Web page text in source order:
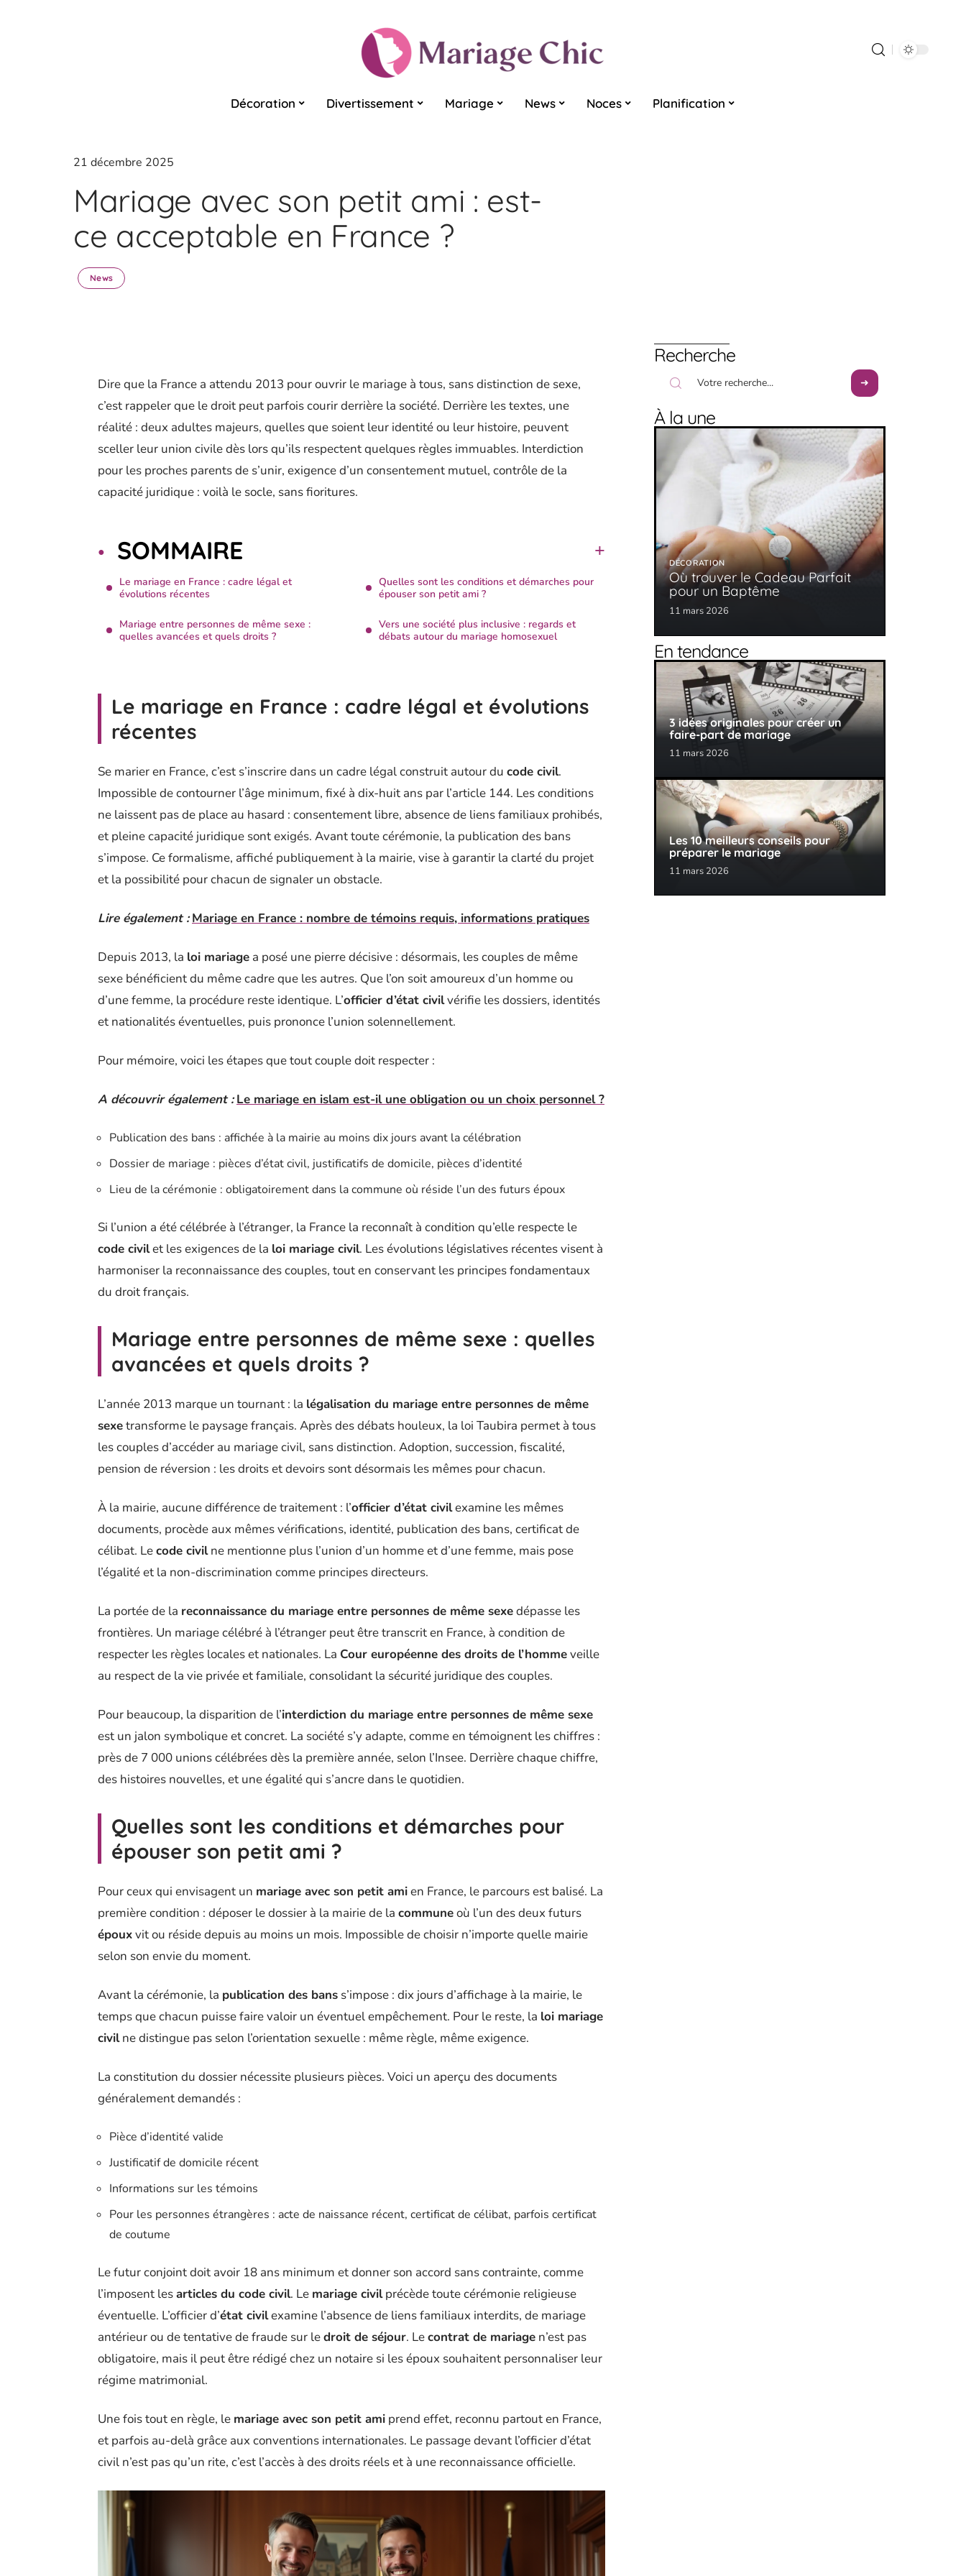
Décoration Divertissement Mariage News Noces Planification
21 décembre 2025
Mariage avec son petit ami : est-
ce acceptable en France ?
News
Dire que la France a attendu 2013 pour ouvrir le mariage à tous, sans distinction de sexe,
c’est rappeler que le droit peut parfois courir derrière la société. Derrière les textes, une
réalité : deux adultes majeurs, quelles que soient leur identité ou leur histoire, peuvent
sceller leur union civile dès lors qu’ils respectent quelques règles immuables. Interdiction
pour les proches parents de s’unir, exigence d’un consentement mutuel, contrôle de la
capacité juridique : voilà le socle, sans fioritures.
SOMMAIRE
Le mariage en France : cadre légal et
évolutions récentes
Mariage entre personnes de même sexe :
quelles avancées et quels droits ?
Quelles sont les conditions et démarches pour
épouser son petit ami ?
Vers une société plus inclusive : regards et
débats autour du mariage homosexuel
Le mariage en France : cadre légal et évolutions
récentes
Se marier en France, c’est s’inscrire dans un cadre légal construit autour du code civil.
Impossible de contourner l’âge minimum, fixé à dix-huit ans par l’article 144. Les conditions
ne laissent pas de place au hasard : consentement libre, absence de liens familiaux prohibés,
et pleine capacité juridique sont exigés. Avant toute cérémonie, la publication des bans
s’impose. Ce formalisme, affiché publiquement à la mairie, vise à garantir la clarté du projet
et la possibilité pour chacun de signaler un obstacle.
Lire également : Mariage en France : nombre de témoins requis, informations pratiques
Depuis 2013, la loi mariage a posé une pierre décisive : désormais, les couples de même
sexe bénéficient du même cadre que les autres. Que l’on soit amoureux d’un homme ou
d’une femme, la procédure reste identique. L’officier d’état civilvérifie les dossiers, identités
et nationalités éventuelles, puis prononce l’union solennellement.
Pour mémoire, voici les étapes que tout couple doit respecter :
A découvrir également : Le mariage en islam est-il une obligation ou un choix personnel ?
Publication des bans : affichée à la mairie au moins dix jours avant la célébration
Dossier de mariage : pièces d’état civil, justificatifs de domicile, pièces d’identité
Lieu de la cérémonie : obligatoirement dans la commune où réside l’un des futurs époux
Si l’union a été célébrée à l’étranger, la France la reconnaît à condition qu’elle respecte le
code civilet les exigences de la loi mariage civil. Les évolutions législatives récentes visent à
harmoniser la reconnaissance des couples, tout en conservant les principes fondamentaux
du droit français.
Mariage entre personnes de même sexe : quelles
avancées et quels droits ?
L’année 2013 marque un tournant : la légalisation du mariage entre personnes de même
sexetransforme le paysage français. Après des débats houleux, la loi Taubira permet à tous
les couples d’accéder au mariage civil, sans distinction. Adoption, succession, fiscalité,
pension de réversion : les droits et devoirs sont désormais les mêmes pour chacun.
À la mairie, aucune différence de traitement : l’officier d’état civilexamine les mêmes
documents, procède aux mêmes vérifications, identité, publication des bans, certificat de
célibat. Lecode civilne mentionne plus l’union d’un homme et d’une femme, mais pose
l’égalité et la non-discrimination comme principes directeurs.
La portée de la reconnaissance du mariage entre personnes de même sexedépasse les
frontières. Un mariage célébré à l’étranger peut être transcrit en France, à condition de
respecter les règles locales et nationales. La Cour européenne des droits de l’hommeveille
au respect de la vie privée et familiale, consolidant la sécurité juridique des couples.
Pour beaucoup, la disparition de l’interdiction du mariage entre personnes de même sexe
est un jalon symbolique et concret. La société s’y adapte, comme en témoignent les chiffres :
près de 7 000 unions célébrées dès la première année, selon l’Insee. Derrière chaque chiffre,
des histoires nouvelles, et une égalité qui s’ancre dans le quotidien.
Quelles sont les conditions et démarches pour
épouser son petit ami ?
Pour ceux qui envisagent un mariage avec son petit amien France, le parcours est balisé. La
première condition : déposer le dossier à la mairie de la communeoù l’un des deux futurs
épouxvit ou réside depuis au moins un mois. Impossible de choisir n’importe quelle mairie
selon son envie du moment.
Avant la cérémonie, la publication des bans s’impose : dix jours d’affichage à la mairie, le
temps que chacun puisse faire valoir un éventuel empêchement. Pour le reste, la loi mariage
civilne distingue pas selon l’orientation sexuelle : même règle, même exigence.
La constitution du dossier nécessite plusieurs pièces. Voici un aperçu des documents
généralement demandés :
Pièce d’identité valide
Justificatif de domicile récent
Informations sur les témoins
Pour les personnes étrangères : acte de naissance récent, certificat de célibat, parfois certificat
de coutume
Le futur conjoint doit avoir 18 ans minimum et donner son accord sans contrainte, comme
l’imposent lesarticles du code civil. Le mariage civilprécède toute cérémonie religieuse
éventuelle. L’officier d’état civilexamine l’absence de liens familiaux interdits, de mariage
antérieur ou de tentative de fraude sur ledroit de séjour. Lecontrat de mariage n’est pas
obligatoire, mais il peut être rédigé chez un notaire si les époux souhaitent personnaliser leur
régime matrimonial.
Une fois tout en règle, le mariage avec son petit ami prend effet, reconnu partout en France,
et parfois au-delà grâce aux conventions internationales. Le passage devant l’officier d’état
civil n’est pas qu’un rite, c’est l’accès à des droits réels et à une reconnaissance officielle.
Recherche
À la une
DÉCORATION
Où trouver le Cadeau Parfait
pour un Baptême
11 mars 2026
En tendance
3 idées originales pour créer un
faire-part de mariage
11 mars 2026
Les 10 meilleurs conseils pour
préparer le mariage
11 mars 2026